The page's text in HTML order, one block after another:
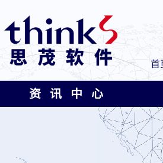
资 讯 中 心